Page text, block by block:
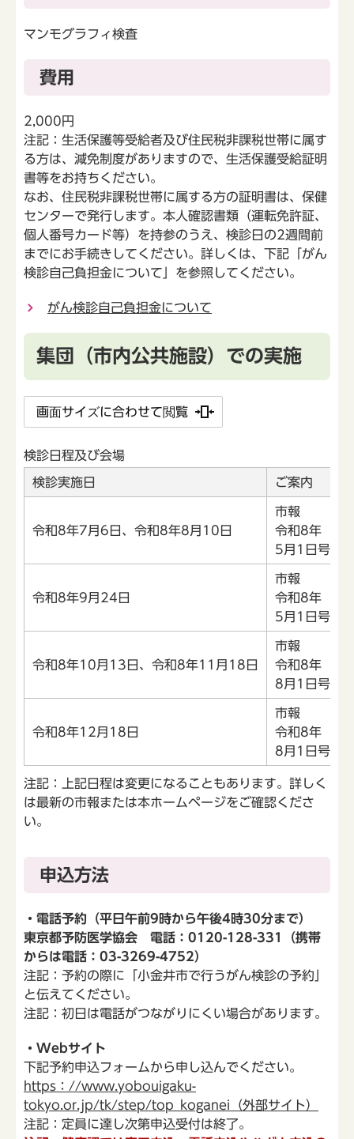
マンモグラフィ検査
費用
2,000円
注記：生活保護等受給者及び住民税非課税世帯に属す
る方は、減免制度がありますので、生活保護受給証明
書等をお持ちください。
なお、住民税非課税世帯に属する方の証明書は、保健
センターで発行します。本人確認書類（運転免許証、
個人番号カード等）を持参のうえ、検診日の2週間前
までにお手続きしてください。詳しくは、下記「がん
検診自己負担金について」を参照してください。
がん検診自己負担金について
集団（市内公共施設）での実施
画面サイズに合わせて閲覧
検診日程及び会場
検診実施日 ご案内
令和8年7月6日、令和8年8月10日
市報
令和8年
5月1日号
令和8年9月24日
市報
令和8年
5月1日号
令和8年10月13日、令和8年11月18日
市報
令和8年
8月1日号
令和8年12月18日
市報
令和8年
8月1日号
注記：上記日程は変更になることもあります。詳しく
は最新の市報または本ホームページをご確認くださ
い。
申込方法
・電話予約（平日午前9時から午後4時30分まで）
東京都予防医学協会 電話：0120-128-331（携帯
からは電話：03-3269-4752）
注記：予約の際に「小金井市で行うがん検診の予約」
と伝えてください。
注記：初日は電話がつながりにくい場合があります。
・Webサイト
下記予約申込フォームから申し込んでください。
https：//www.yobouigaku-
tokyo.or.jp/tk/step/top_koganei（外部サイト）
注記：定員に達し次第申込受付は終了。